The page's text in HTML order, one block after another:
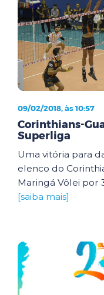
09/02/2018, às 10:57
Corinthians-
Superliga
Uma vitória para
elenco do
Maringá Vôlei por
[saiba mais]